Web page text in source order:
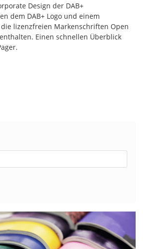
Design der DAB+
dem DAB+ Logo und einem
lizenzfreien Markenschriften Open
Einen schnellen Überblick